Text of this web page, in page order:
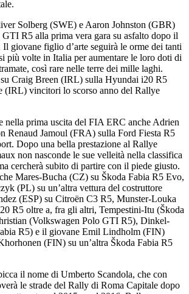
Solberg (SWE) e Aaron Johnston (GBR)
R5 alla prima vera gara su asfalto dopo il
giovane figlio d’arte seguirà le orme dei tanti
più volte in Italia per aumentare le loro doti di
così rare nelle terre dei mille laghi.
Craig Breen (IRL) sulla Hyundai i20 R5
(IRL) vincitori lo scorso anno del Rallye
nella prima uscita del FIA ERC anche Adrien
Renaud Jamoul (FRA) sulla Ford Fiesta R5
Dopo una bella prestazione al Rallye
non nasconde le sue velleità nella classifica
cercherà subito di partire con il piede giusto.
Mares-Bucha (CZ) su Škoda Fabia R5 Evo,
(PL) su un’altra vettura del costruttore
(ESP) su Citroën C3 R5, Munster-Louka
R5 oltre a, fra gli altri, Tempestini-Itu (Škoda
(Volkswagen Polo GTI R5), Dinkel-
R5) e il giovane Emil Lindholm (FIN)
(FIN) su un’altra Škoda Fabia R5
il nome di Umberto Scandola, che con
le strade del Rally di Roma Capitale dopo